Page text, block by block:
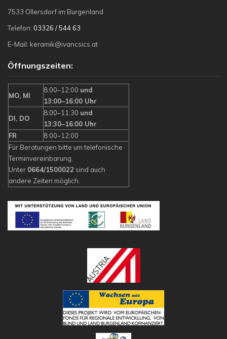
7533 Ollersdorf im Burgenland
Telefon: 03326 / 544 63
E-Mail: keramik@ivancsics.at
Öffnungszeiten:
MO, MI
8:00–12:00 und
13:00–16:00 Uhr
DI, DO
8:00–11:30 und
13:30–16:00 Uhr
FR
8:00–12:00
Für Beratungen bitte um telefonische
Terminvereinbarung.
Unter 0664/1500022 sind auch
andere Zeiten möglich.